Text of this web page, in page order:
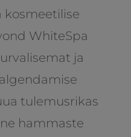
kosmeetilise
WhiteSpa
ja
tulemusrikas
hammaste